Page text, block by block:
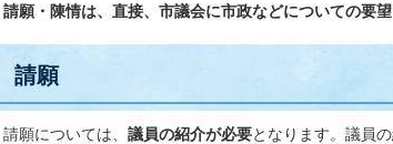
請願・陳情は、直接、市議会に市政などについての要望
請願
請願については、 議員の紹介が必要となります。議員